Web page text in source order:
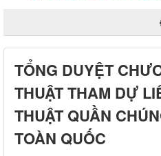
TỔNG DUYỆT
THUẬT THAM DỰ
THUẬT QUẦN
TOÀN QUỐC